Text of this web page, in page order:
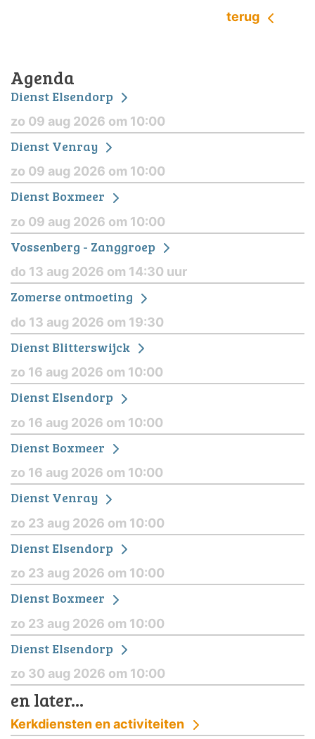
terug
Agenda
Dienst Elsendorp
zo 09 aug 2026 om 10:00
Dienst Venray
zo 09 aug 2026 om 10:00
Dienst Boxmeer
zo 09 aug 2026 om 10:00
Vossenberg - Zanggroep
do 13 aug 2026 om 14:30 uur
Zomerse ontmoeting
do 13 aug 2026 om 19:30
Dienst Blitterswijck
zo 16 aug 2026 om 10:00
Dienst Elsendorp
zo 16 aug 2026 om 10:00
Dienst Boxmeer
zo 16 aug 2026 om 10:00
Dienst Venray
zo 23 aug 2026 om 10:00
Dienst Elsendorp
zo 23 aug 2026 om 10:00
Dienst Boxmeer
zo 23 aug 2026 om 10:00
Dienst Elsendorp
zo 30 aug 2026 om 10:00
en later...
Kerkdiensten en activiteiten